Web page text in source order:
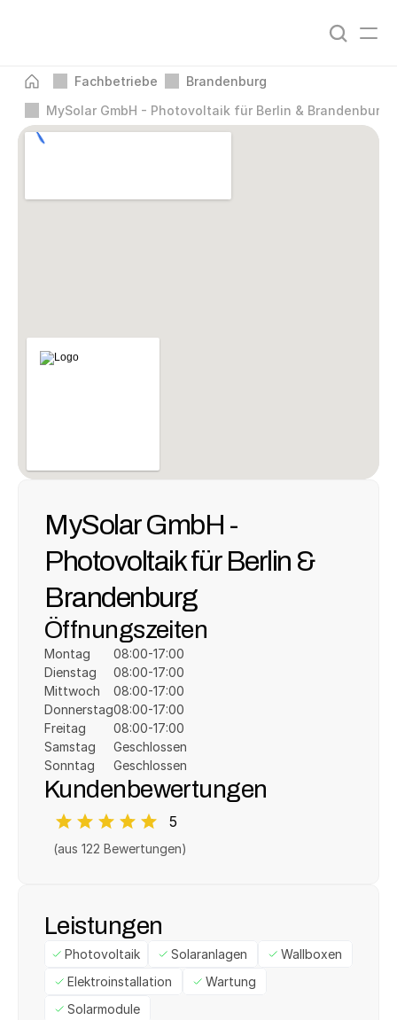
Fachbetriebe
Brandenburg
MySolar GmbH - Photovoltaik für Berlin & Brandenburg
MySolar GmbH -
Photovoltaik für Berlin &
Brandenburg
Öffnungszeiten
Montag
Dienstag
Mittwoch
Donnerstag
Freitag
Samstag
Sonntag
08:00-17:00
08:00-17:00
08:00-17:00
08:00-17:00
08:00-17:00
Geschlossen
Geschlossen
Kundenbewertungen
5
(aus 122 Bewertungen)
Leistungen
Photovoltaik Solaranlagen
Wallboxen
Elektroinstallation
Wartung
Solarmodule